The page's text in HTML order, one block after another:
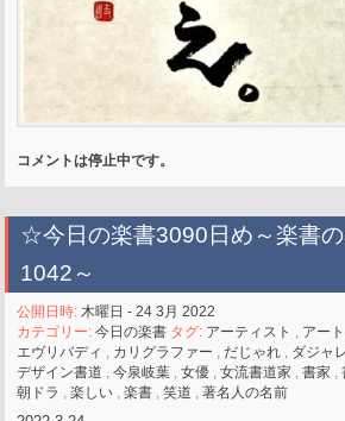
コメントは停止中です。
☆今日の楽書3090日め～楽書の
1042～
公開日時:木曜日 - 24 3月 2022
カテゴリー:今日の楽書 タグ: アーティスト , アート
エヴリバディ , カリグラファー , だじゃれ , ダジャ
デザイン書道 ,今泉岐葉 ,女優 ,女流書道家 ,書家 ,
朝ドラ ,楽しい ,楽書 ,笑道 ,著名人の名前